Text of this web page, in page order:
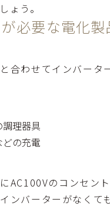
ょう。
必要な電化
合わせてインバータ
理器具
の充電
AC100Vのコンセン
ンバーターがなくて